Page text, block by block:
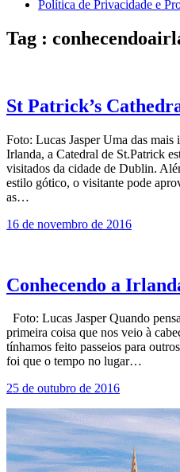
Política de Privacidade e
Tag :
St Patrick’s
Foto: Lucas Jasper Uma das mais
Irlanda, a Catedral de St.Patrick
visitados da cidade de Dublin.
estilo gótico, o visitante pode
as…
16 de novembro de 2016
Conhecendo a
Foto: Lucas Jasper Quando
primeira coisa que nos veio à
tínhamos feito passeios para
foi que o tempo no lugar…
25 de outubro de 2016